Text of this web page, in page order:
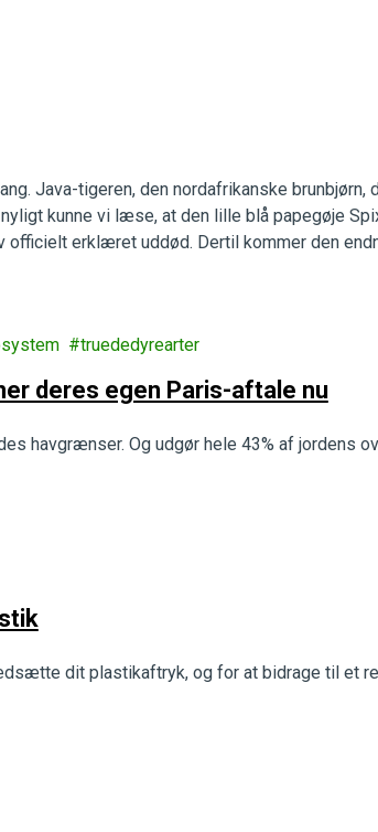
Java-tigeren, den nordafrikanske brunbjørn,
kunne vi læse, at den lille blå papegøje
officielt erklæret uddød. Dertil kommer den
truededyrearter
deres egen Paris-aftale nu
havgrænser. Og udgør hele 43% af jordens
dit plastikaftryk, og for at bidrage til et